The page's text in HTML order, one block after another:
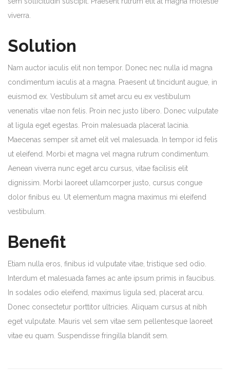
viverra.
Solution
Nam auctor iaculis elit non tempor. Donec nec nulla id magna
condimentum iaculis at a magna. Praesent ut tincidunt augue, in
euismod ex. Vestibulum sit amet arcu eu ex vestibulum
venenatis vitae non felis. Proin nec justo libero. Donec vulputate
at ligula eget egestas. Proin malesuada placerat lacinia.
Maecenas semper sit amet elit vel malesuada. In tempor id felis
ut eleifend. Morbi et magna vel magna rutrum condimentum.
Aenean viverra nunc eget arcu cursus, vitae facilisis elit
dignissim. Morbi laoreet ullamcorper justo, cursus congue
dolor finibus eu. Ut elementum magna maximus mi eleifend
vestibulum.
Benefit
Etiam nulla eros, finibus id vulputate vitae, tristique sed odio.
Interdum et malesuada fames ac ante ipsum primis in faucibus.
In sodales odio eleifend, maximus ligula sed, placerat arcu.
Donec consectetur porttitor ultricies. Aliquam cursus at nibh
eget vulputate. Mauris vel sem vitae sem pellentesque laoreet
vitae eu quam. Suspendisse fringilla blandit sem.